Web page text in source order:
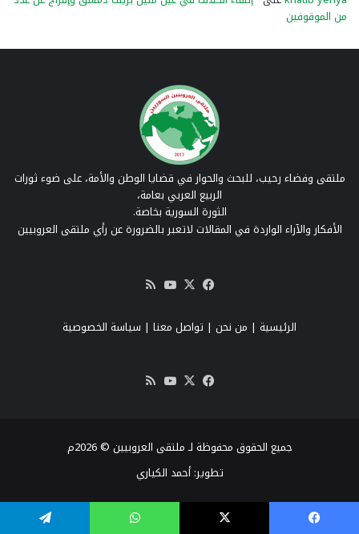
من الموقوفين
ملتقى وفضاء رحيب، للبحث والحوار في قضايا الوطن والأمة، على ضوء ثورات
الربيع العربي بعامة،
الثورة السورية بخاصة.
الأفكار والآراء الواردة في المقالات لاتعبر بالضرورة عن رأي ملتقى العروبيين
فيسبوك
‫X
‫YouTube
RSS
الرئيسية | من نحن | تواصل معنا | سياسة الخصوصية
فيسبوك
‫X
‫YouTube
جميع الحقوق محفوظة لـ ملتقى العروبيين © 2026م
تطوير:أحمد الكياري